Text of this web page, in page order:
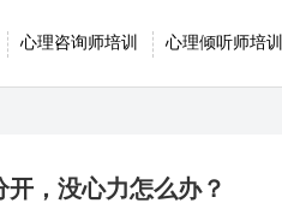
心理咨询师培训 心理倾听师培训
，没心力怎么办？